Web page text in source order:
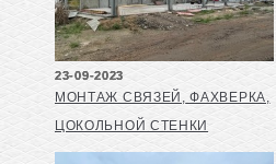
23-09-2023
МОНТАЖ СВЯЗЕЙ, ФАХВЕРКА,
ЦОКОЛЬНОЙ СТЕНКИ